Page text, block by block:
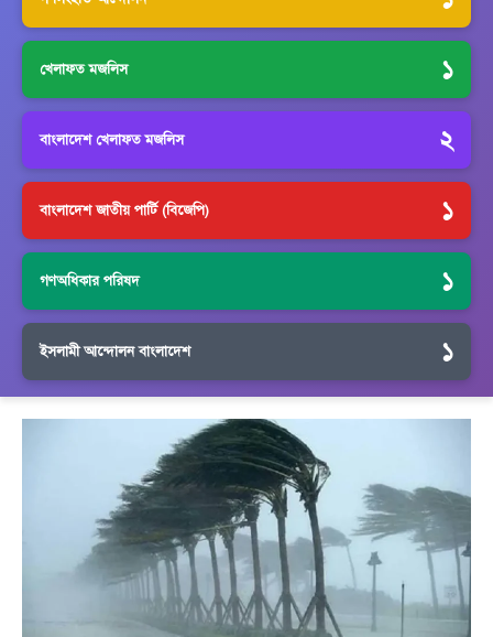
খেলাফত মজলিস ১
বাংলাদেশ খেলাফত মজলিস ২
বাংলাদেশ জাতীয় পার্টি (বিজেপি) ১
গণঅধিকার পরিষদ ১
ইসলামী আন্দোলন বাংলাদেশ ১